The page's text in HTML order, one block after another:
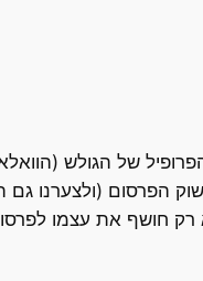
הפרסום (ולצערנו
חושף את עצמו